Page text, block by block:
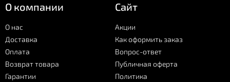
О компании
О нас
Доставка
Оплата
Возврат товара
Гарантии
Сайт
Акции
Как оформить заказ
Вопрос-ответ
Публичная оферта
Политика